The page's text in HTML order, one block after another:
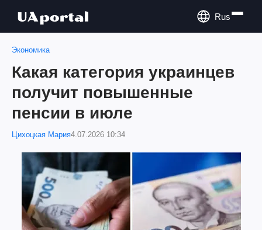
Rus
Экономика
Какая категория украинцев
получит повышенные
пенсии в июле
Цихоцкая Мария4.07.2026 10:34